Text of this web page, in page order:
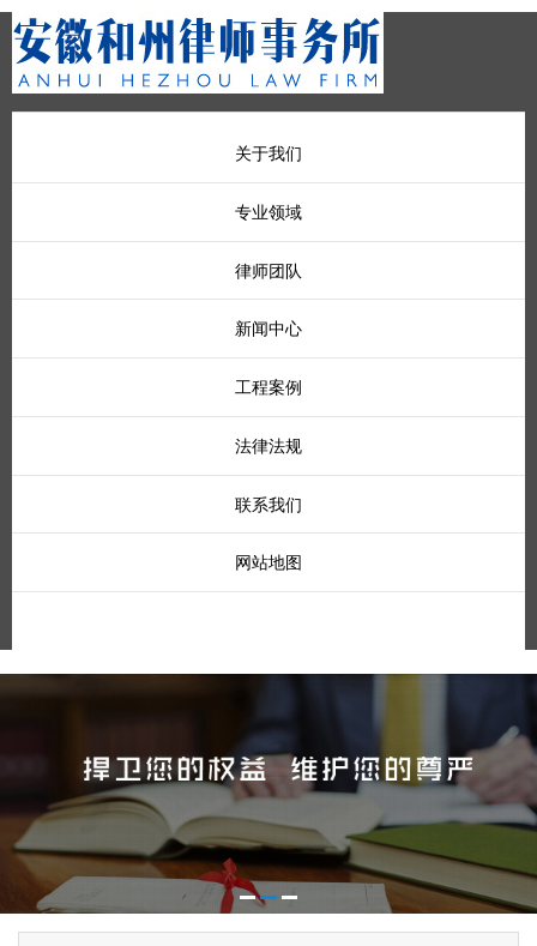
关于我们
专业领域
律师团队
新闻中心
工程案例
法律法规
联系我们
网站地图